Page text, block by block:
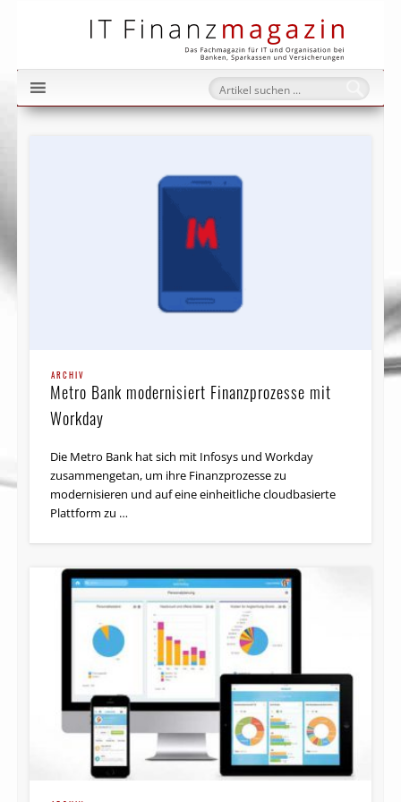
ARCHIV
Metro Bank modernisiert Finanzprozesse mit
Workday
Die Metro Bank hat sich mit Infosys und Workday
zusammengetan, um ihre Finanzprozesse zu
modernisieren und auf eine einheitliche cloudbasierte
Plattform zu …